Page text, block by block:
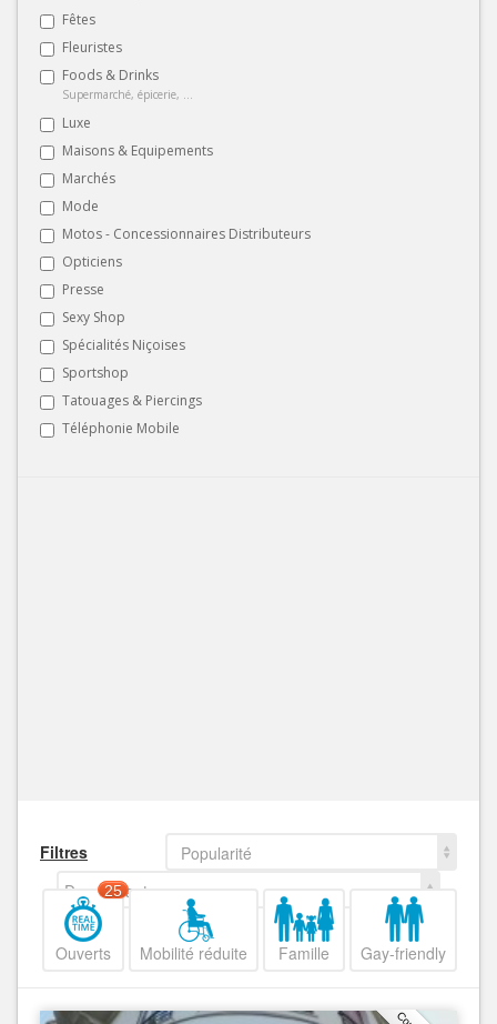
Fêtes
Fleuristes
Foods & Drinks
Supermarché, épicerie, ...
Luxe
Maisons & Equipements
Marchés
Mode
Motos - Concessionnaires Distributeurs
Opticiens
Presse
Sexy Shop
Spécialités Niçoises
Sportshop
Tatouages & Piercings
Téléphonie Mobile
Filtres
Popularité
Decroissant
Ouverts
25
Mobilité réduite Famille Gay-friendly